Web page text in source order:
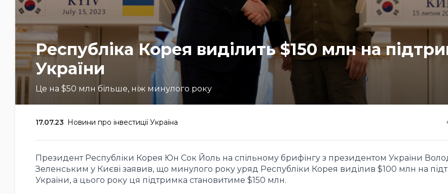
Республіка Корея виділить $150 млн на
України
Це на $50 млн більше, ніж минулого року
17.07.23 Новини про інвестиції Україна
Президент Республіки Корея Юн Сок Йоль на спільному брифінгу з президентом України
Зеленським у Києві заявив, що минулого року уряд Республіки Корея виділив $100 млн на
України, а цього року ця підтримка становитиме $150 млн.